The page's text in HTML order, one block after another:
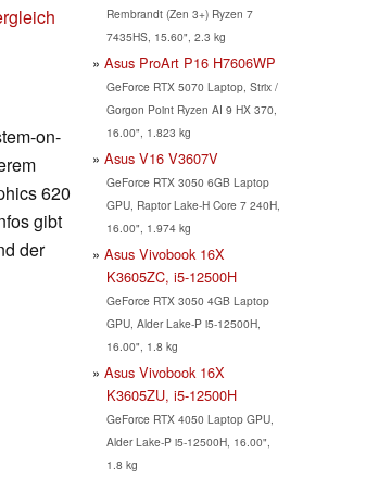
on-
620
gibt
der
Rembrandt (Zen 3+) Ryzen 7
7435HS, 15.60", 2.3 kg
Asus ProArt P16 H7606WP
GeForce RTX 5070 Laptop, Strix /
Gorgon Point Ryzen AI 9 HX 370,
16.00", 1.823 kg
Asus V16 V3607V
GeForce RTX 3050 6GB Laptop
GPU, Raptor Lake-H Core 7 240H,
16.00", 1.974 kg
Asus Vivobook 16X
K3605ZC, i5-12500H
GeForce RTX 3050 4GB Laptop
GPU, Alder Lake-P i5-12500H,
16.00", 1.8 kg
Asus Vivobook 16X
K3605ZU, i5-12500H
GeForce RTX 4050 Laptop GPU,
Alder Lake-P i5-12500H, 16.00",
1.8 kg